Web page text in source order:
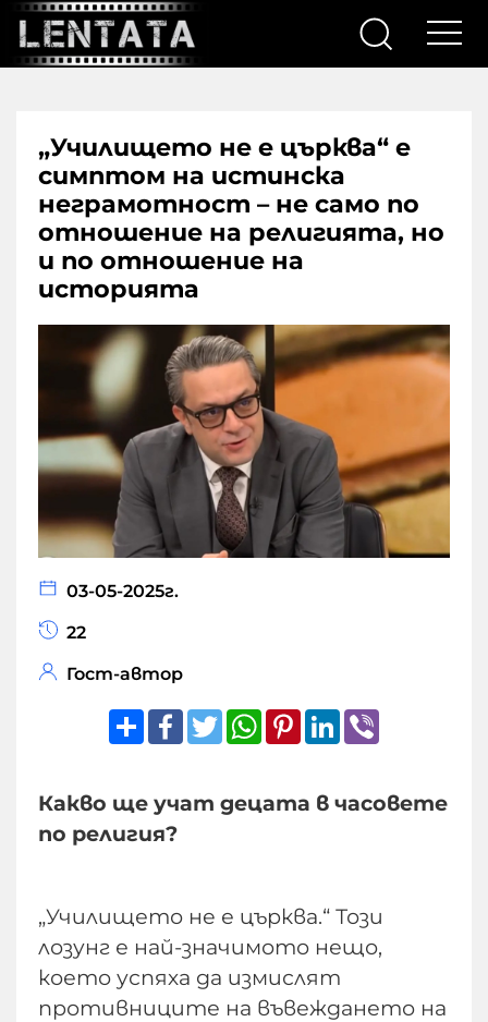
„Училището не е църква“ е
симптом на истинска
неграмотност – не само по
отношение на религията, но
и по отношение на
историята
03-05-2025г.
22
Гост-автор
ShareFacebook
TwitterWhatsApp
Pinterest
LinkedIn
Какво ще учат децата в часовете
по религия?
„Училището нe е църква.“ Този
лозунг е най-значимото нещо,
което успяха да измислят
противниците на въвеждането на